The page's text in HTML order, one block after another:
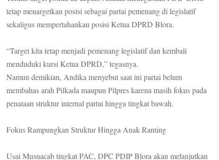
tetap menargetkan posisi sebagai partai pemenang di legislatif
sekaligus mempertahankan posisi Ketua DPRD Blora.
“Target kita tetap menjadi pemenang legislatif dan kembali
menduduki kursi Ketua DPRD,” tegasnya.
Namun demikian, Andika menyebut saat ini partai belum
membahas arah Pilkada maupun Pilpres karena masih fokus pada
penataan struktur internal partai hingga tingkat bawah.
Fokus Rampungkan Struktur Hingga Anak Ranting
Usai Musnacab tingkat PAC, DPC PDIP Blora akan melanjutkan